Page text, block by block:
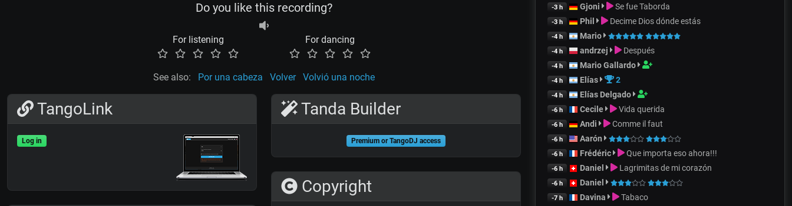
Do you like this recording?
For listening For dancing
See also: Por una cabeza Volver Volvió una noche
TangoLink
Log in
Tanda Builder
Premium or TangoDJ access
Copyright
-3 h Gjoni Se fue Taborda
-3 h Phil Decime Dios dónde estás
-4 h Mario
-4 h andrzej Después
-4 h Mario Gallardo
-4 h Elías 2
-4 h Elías Delgado
-6 h Cecile Vida querida
-6 h Andi Comme il faut
-6 h Aarón
-6 h Frédéric Que importa eso ahora!!!
-6 h Daniel Lagrimitas de mi corazón
-6 h Daniel
-7 h Davina Tabaco